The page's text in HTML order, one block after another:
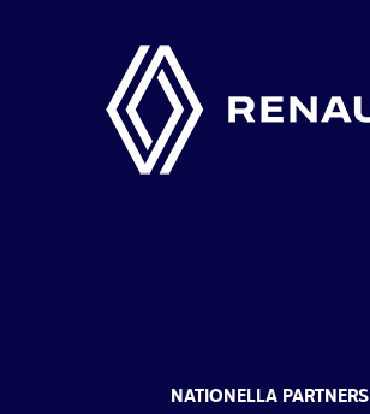
NATIONELLA PARTNERS